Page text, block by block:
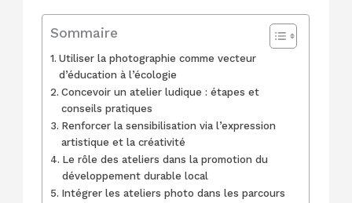
Sommaire
Utiliser la photographie comme vecteur
d’éducation à l’écologie
Concevoir un atelier ludique : étapes et
conseils pratiques
Renforcer la sensibilisation via l’expression
artistique et la créativité
Le rôle des ateliers dans la promotion du
développement durable local
Intégrer les ateliers photo dans les parcours